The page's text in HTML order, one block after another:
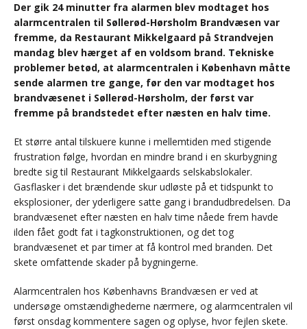
Der gik 24 minutter fra alarmen blev modtaget hos
alarmcentralen til Søllerød-Hørsholm Brandvæsen var
fremme, da Restaurant Mikkelgaard på Strandvejen
mandag blev hærget af en voldsom brand. Tekniske
problemer betød, at alarmcentralen i København måtte
sende alarmen tre gange, før den var modtaget hos
brandvæsenet i Søllerød-Hørsholm, der først var
fremme på brandstedet efter næsten en halv time.
Et større antal tilskuere kunne i mellemtiden med stigende
frustration følge, hvordan en mindre brand i en skurbygning
bredte sig til Restaurant Mikkelgaards selskabslokaler.
Gasflasker i det brændende skur udløste på et tidspunkt to
eksplosioner, der yderligere satte gang i brandudbredelsen. Da
brandvæsenet efter næsten en halv time nåede frem havde
ilden fået godt fat i tagkonstruktionen, og det tog
brandvæsenet et par timer at få kontrol med branden. Det
skete omfattende skader på bygningerne.
Alarmcentralen hos Københavns Brandvæsen er ved at
undersøge omstændighederne nærmere, og alarmcentralen vil
først onsdag kommentere sagen og oplyse, hvor fejlen skete.